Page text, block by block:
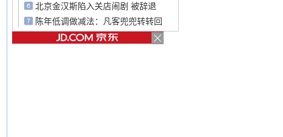
北京金汉斯陷入关店闹剧 被辞退
陈年低调做减法：凡客兜兜转转回